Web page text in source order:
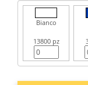
Bianco
13800 pz